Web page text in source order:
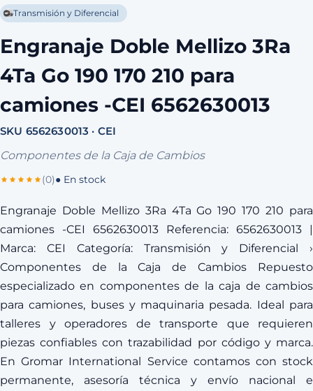
Transmisión y Diferencial
Engranaje Doble Mellizo 3Ra
4Ta Go 190 170 210 para
camiones -CEI 6562630013
SKU 6562630013 · CEI
Componentes de la Caja de Cambios
(0)● En stock
Engranaje Doble Mellizo 3Ra 4Ta Go 190 170 210 para
camiones -CEI 6562630013 Referencia: 6562630013 |
Marca: CEI Categoría: Transmisión y Diferencial ›
Componentes de la Caja de Cambios Repuesto
especializado en componentes de la caja de cambios
para camiones, buses y maquinaria pesada. Ideal para
talleres y operadores de transporte que requieren
piezas confiables con trazabilidad por código y marca.
En Gromar International Service contamos con stock
permanente, asesoría técnica y envío nacional e